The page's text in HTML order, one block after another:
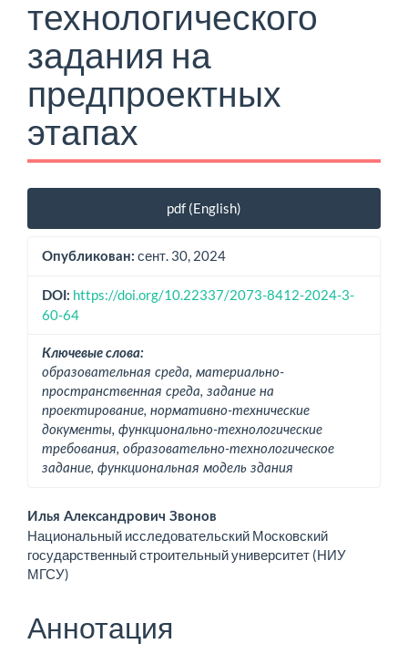
технологического
задания на
предпроектных
этапах
Боковая
панель
статьи
pdf (English)
Опубликован: сент. 30, 2024
DOI: https://doi.org/10.22337/2073-8412-2024-3-
60-64
Ключевые слова:
образовательная среда, материально-
пространственная среда, задание на
проектирование, нормативно-технические
документы, функционально-технологические
требования, образовательно-технологическое
задание, функциональная модель здания
Основное
содержимое
статьи
Илья Александрович Звонов
Национальный исследовательский Московский
государственный строи­тель­ный университет (НИУ
МГСУ)
Аннотация